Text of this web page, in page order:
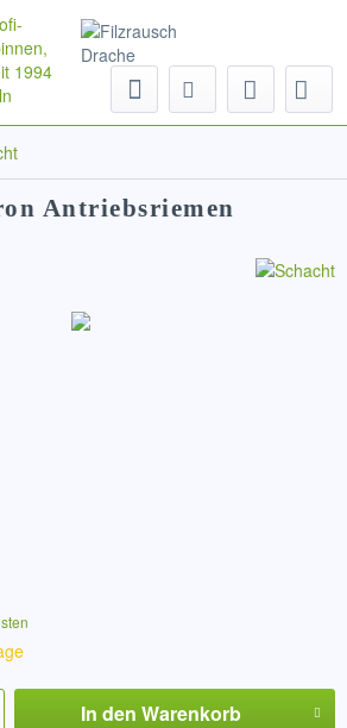
Antriebsriemen
In den Warenkorb